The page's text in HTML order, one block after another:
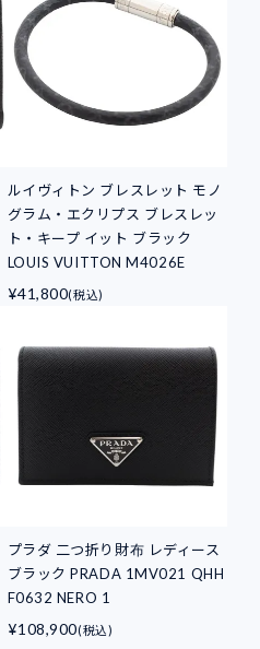
ルイヴィトン ブレスレット モノ
グラム・エクリプス ブレスレッ
ト・キープ イット ブラック
LOUIS VUITTON M4026E
¥41,800(税込)
プラダ 二つ折り財布 レディース
ブラック PRADA 1MV021 QHH
F0632 NERO 1
¥108,900(税込)